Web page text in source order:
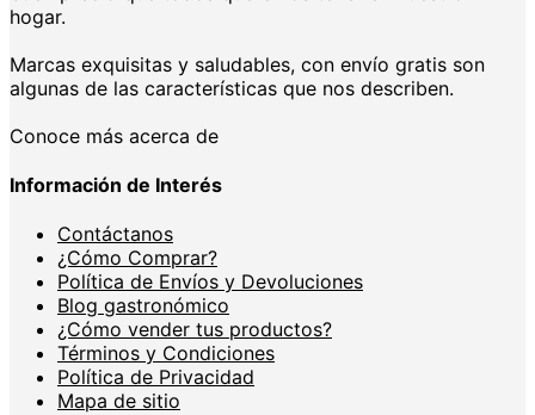
hogar.
Marcas exquisitas y saludables, con envío gratis son
algunas de las características que nos describen.
Conoce más acerca de
Información de Interés
Contáctanos
¿Cómo Comprar?
Política de Envíos y Devoluciones
Blog gastronómico
¿Cómo vender tus productos?
Términos y Condiciones
Política de Privacidad
Mapa de sitio